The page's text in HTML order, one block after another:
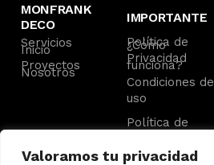
Valoramos tu privacidad
MONFRANK
DECO
Inicio
Nosotros
Servicios
Proyectos
¿Cómo
funciona?
IMPORTANTE
Política de
Privacidad
Condiciones de
uso
Política de